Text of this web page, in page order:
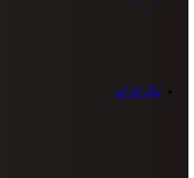
لیگ کاراته